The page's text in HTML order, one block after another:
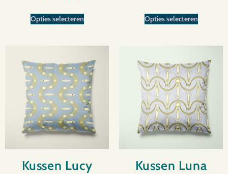
Opties selecteren Opties selecteren
Kussen Lucy Kussen Luna